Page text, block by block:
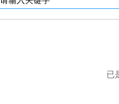
已